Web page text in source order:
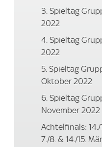
3. Spieltag
2022
4. Spieltag
2022
5. Spieltag
Oktober 2022
6. Spieltag
November 2022
Achtelfinals: 14./
7./8. & 14./15.